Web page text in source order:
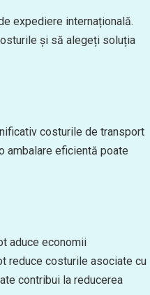
expediere internațională.
și să alegeți soluția
costurile de transport
ambalare eficientă poate
aduce economii
reduce costurile asociate cu
contribui la reducerea